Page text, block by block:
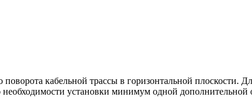
кабельной трассы в горизонтальной плоскости.
установки минимум одной дополнительной